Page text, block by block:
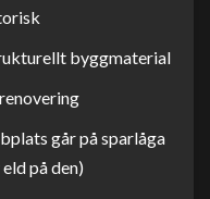
byggmaterial
går på sparlåga
på den)